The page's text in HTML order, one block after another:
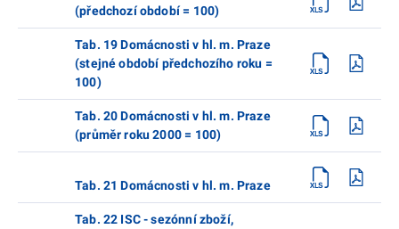
(předchozí období = 100)
Tab. 19 Domácnosti v hl. m. Praze
(stejné období předchozího roku =
100)
Tab. 20 Domácnosti v hl. m. Praze
(průměr roku 2000 = 100)
Tab. 21 Domácnosti v hl. m. Praze
Tab. 22 ISC - sezónní zboží,